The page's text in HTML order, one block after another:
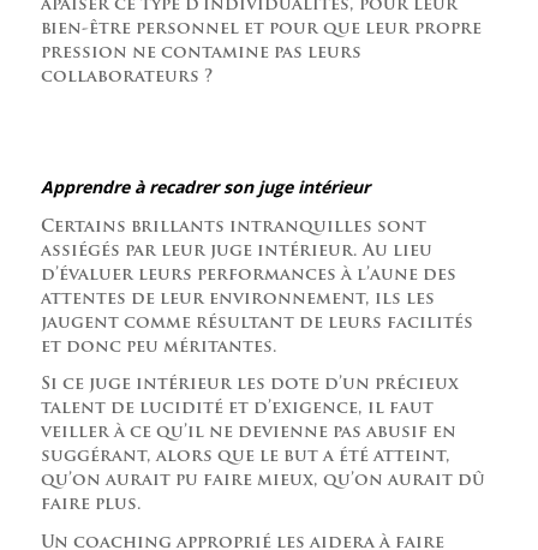
apaiser ce type d’individualités, pour leur
bien-être personnel et pour que leur propre
pression ne contamine pas leurs
collaborateurs ?
Apprendre à recadrer son juge intérieur
Certains brillants intranquilles sont
assiégés par leur juge intérieur. Au lieu
d’évaluer leurs performances à l’aune des
attentes de leur environnement, ils les
jaugent comme résultant de leurs facilités
et donc peu méritantes.
Si ce juge intérieur les dote d’un précieux
talent de lucidité et d’exigence, il faut
veiller à ce qu’il ne devienne pas abusif en
suggérant, alors que le but a été atteint,
qu’on aurait pu faire mieux, qu’on aurait dû
faire plus.
Un coaching approprié les aidera à faire